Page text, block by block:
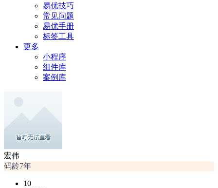
易优技巧
常见问题
易优手册
标签工具
更多
小程序
组件库
案例库
宏伟
码龄7年
10